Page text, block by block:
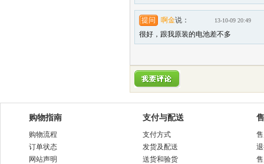
提问 啊金说： 13-10-09 20:49
很好，跟我原装的电池差不多
购物指南
购物流程
订单状态
网站声明
支付与配送
支付方式
发货及配送
送货和验货